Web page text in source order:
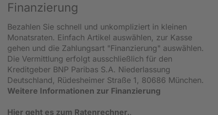
Finanzierung
Bezahlen Sie schnell und unkompliziert in kleinen
Monatsraten. Einfach Artikel auswählen, zur Kasse
gehen und die Zahlungsart "Finanzierung" auswählen.
Die Vermittlung erfolgt ausschließlich für den
Kreditgeber BNP Paribas S.A. Niederlassung
Deutschland, Rüdesheimer Straße 1, 80686 München.
Weitere Informationen zur Finanzierung
Hier geht es zum Ratenrechner..